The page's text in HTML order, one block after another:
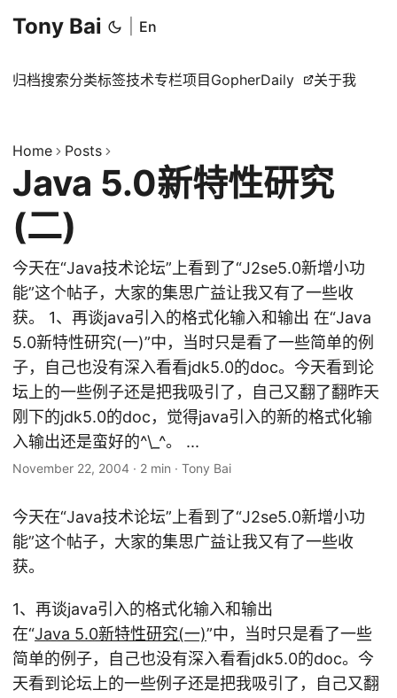
Tony Bai En
归档搜索分类标签技术专栏项目 GopherDaily 关于我
Home Posts
Java 5.0新特性研究
(二)
今天在“Java技术论坛”上看到了“J2se5.0新增小功
能”这个帖子，大家的集思广益让我又有了一些收
获。 1、再谈java引入的格式化输入和输出 在“Java
5.0新特性研究(一)”中，当时只是看了一些简单的例
子，自己也没有深入看看jdk5.0的doc。今天看到论
坛上的一些例子还是把我吸引了，自己又翻了翻昨天
刚下的jdk5.0的doc，觉得java引入的新的格式化输
入输出还是蛮好的^\_^。 ...
November 22, 2004 · 2 min · Tony Bai
今天在“Java技术论坛”上看到了“J2se5.0新增小功
能”这个帖子，大家的集思广益让我又有了一些收
获。
1、再谈java引入的格式化输入和输出
在“Java 5.0新特性研究(一)”中，当时只是看了一些
简单的例子，自己也没有深入看看jdk5.0的doc。今
天看到论坛上的一些例子还是把我吸引了，自己又翻